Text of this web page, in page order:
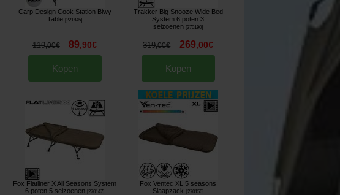
Carp Design Cook Station Biwy
Table [221845]
119,00€ 89,90€
Kopen
Trakker Big Snooze Wide Bed
System 6 poten 3
seizoenen [270190]
319,00€ 269,00€
Kopen
Fox Flatliner X All Seasons System
6 poten 5 seizoenen [270147]
Fox Ventec XL 5 seasons
Slaapzack
270150]